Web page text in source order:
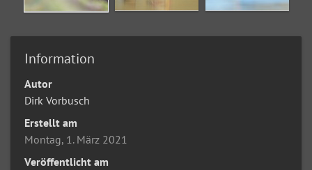
Information
Autor
Dirk Vorbusch
Erstellt am
Montag, 1. März 2021
Veröffentlicht am